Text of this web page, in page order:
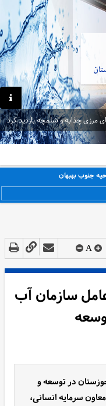
مرزی چذابه و شلمچه بازدید کرد
جنوب بهبهان
A
سازمان آب
در توسعه و
سرمایه انسانی،